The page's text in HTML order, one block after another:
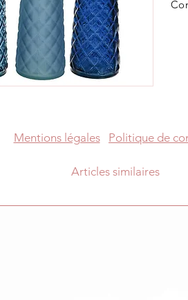
Articles similaires
Mentions légales Politique de